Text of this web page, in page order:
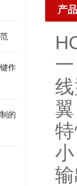
作
的
产